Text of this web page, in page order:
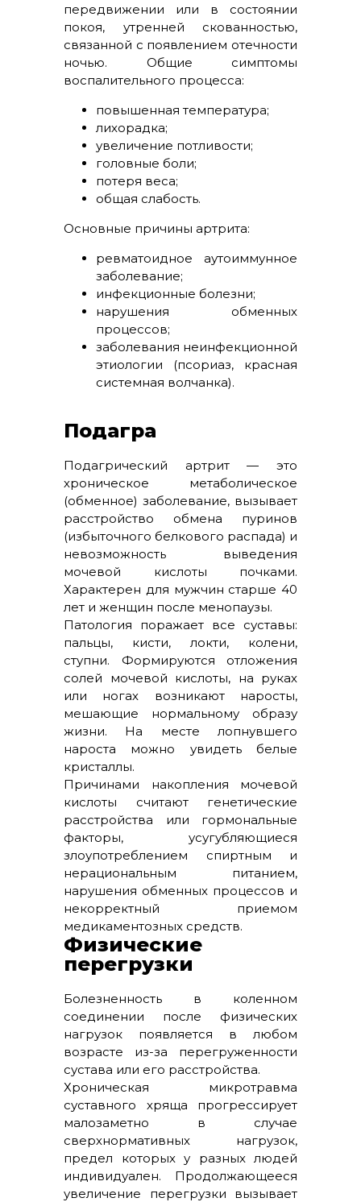
передвижении или в состоянии
покоя, утренней скованностью,
связанной с появлением отечности
ночью. Общие симптомы
воспалительного процесса:
повышенная температура;
лихорадка;
увеличение потливости;
головные боли;
потеря веса;
общая слабость.
Основные причины артрита:
ревматоидное аутоиммунное
заболевание;
инфекционные болезни;
нарушения обменных
процессов;
заболевания неинфекционной
этиологии (псориаз, красная
системная волчанка).
Подагра
Подагрический артрит — это
хроническое метаболическое
(обменное) заболевание, вызывает
расстройство обмена пуринов
(избыточного белкового распада) и
невозможность выведения
мочевой кислоты почками.
Характерен для мужчин старше 40
лет и женщин после менопаузы.
Патология поражает все суставы:
пальцы, кисти, локти, колени,
ступни. Формируются отложения
солей мочевой кислоты, на руках
или ногах возникают наросты,
мешающие нормальному образу
жизни. На месте лопнувшего
нароста можно увидеть белые
кристаллы.
Причинами накопления мочевой
кислоты считают генетические
расстройства или гормональные
факторы, усугубляющиеся
злоупотреблением спиртным и
нерациональным питанием,
нарушения обменных процессов и
некорректный приемом
медикаментозных средств.
Физические
перегрузки
Болезненность в коленном
соединении после физических
нагрузок появляется в любом
возрасте из-за перегруженности
сустава или его расстройства.
Хроническая микротравма
суставного хряща прогрессирует
малозаметно в случае
сверхнормативных нагрузок,
предел которых у разных людей
индивидуален. Продолжающееся
увеличение перегрузки вызывает